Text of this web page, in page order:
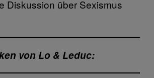
Diskussion über Sexismus
von Lo & Leduc: